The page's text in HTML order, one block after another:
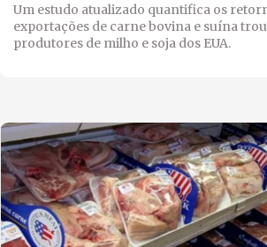
Um estudo atualizado quantifica os
exportações de carne bovina e suína
produtores de milho e soja dos EUA.